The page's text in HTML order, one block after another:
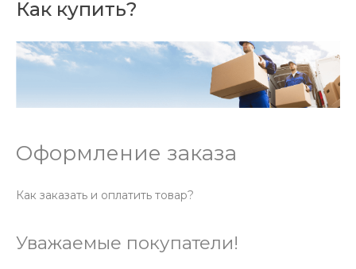
Как купить?
Оформление заказа
Как заказать и оплатить товар?
Уважаемые покупатели!